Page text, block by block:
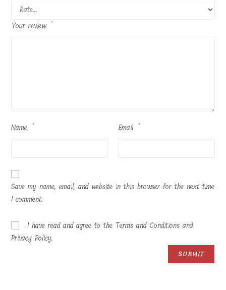
Your review *
Name * Email *
Save my name, email, and website in this browser for the next time
I comment.
I have read and agree to the Terms and Conditions and
Privacy Policy.